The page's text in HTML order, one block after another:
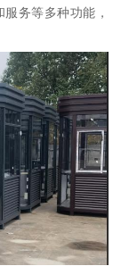
务等多种功能，